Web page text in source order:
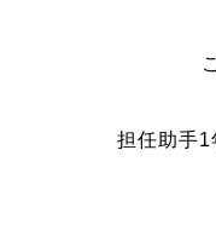
担任助手1